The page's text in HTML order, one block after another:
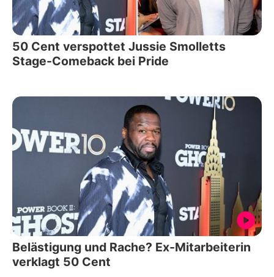
50 Cent verspottet Jussie Smolletts
Stage-Comeback bei Pride
Belästigung und Rache? Ex-Mitarbeiterin
verklagt 50 Cent